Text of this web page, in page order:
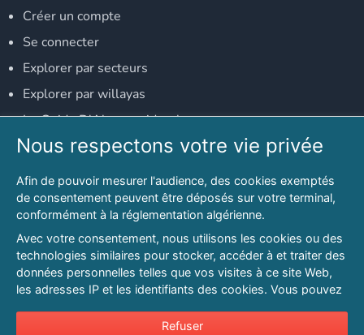
Créer un compte
Se connecter
Explorer par secteurs
Explorer par willayas
Le Guide D'Alger, guide-alger.com
NOS RÉSEAUX SOCIAUX
Notre page Facebook
Notre page LinkedIn
Notre page Instagram
Notre page Twitter
Nous respectons votre vie privée
Afin de pouvoir mesurer l'audience, des cookies exemptés
de consentement peuvent être déposés sur votre terminal,
conformément à la réglementation algérienne.
Avec votre consentement, nous utilisons les cookies ou des
technologies similaires pour stocker, accéder à et traiter des
données personnelles telles que vos visites à ce site Web,
les adresses IP et les identifiants des cookies. Vous pouvez
sur l'intérêt légitime à tout moment en cliquant sur « Refuser
Refuser